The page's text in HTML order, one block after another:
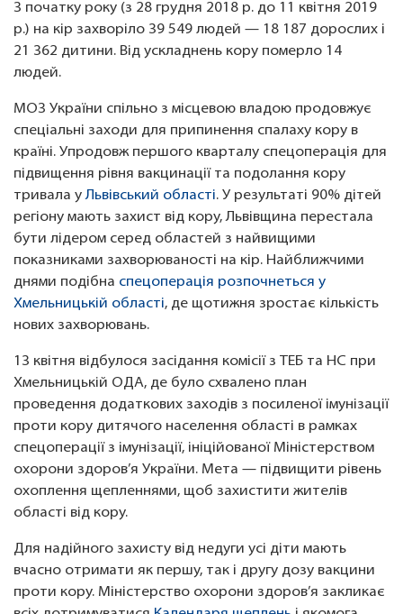
З початку року (з 28 грудня 2018 р. до 11 квітня 2019
р.) на кір захворіло 39 549 людей — 18 187 дорослих і
21 362 дитини. Від ускладнень кору померло 14
людей.
МОЗ України спільно з місцевою владою продовжує
спеціальні заходи для припинення спалаху кору в
країні. Упродовж першого кварталу спецоперація для
підвищення рівня вакцинації та подолання кору
тривала уЛьвівський області. У результаті 90% дітей
регіону мають захист від кору, Львівщина перестала
бути лідером серед областей з найвищими
показниками захворюваності на кір. Найближчими
днями подібна спецоперація розпочнеться у
Хмельницькій області, де щотижня зростає кількість
нових захворювань.
13 квітня відбулося засідання комісії з ТЕБ та НС при
Хмельницькій ОДА, де було схвалено план
проведення додаткових заходів з посиленої імунізації
проти кору дитячого населення області в рамках
спецоперації з імунізації, ініційованої Міністерством
охорони здоров’я України. Мета — підвищити рівень
охоплення щепленнями, щоб захистити жителів
області від кору.
Для надійного захисту від недуги усі діти мають
вчасно отримати як першу, так і другу дозу вакцини
проти кору. Міністерство охорони здоров’я закликає